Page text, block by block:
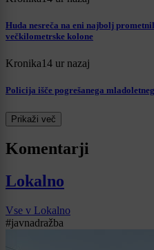
Huda nesreča na eni najbolj
večkilometrske kolone
Kronika14 ur nazaj
Policija išče pogrešanega
Prikaži več
Komentarji
Lokalno
Vse v Lokalno
#javnadražba